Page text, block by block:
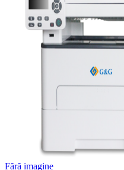
Fără imagine